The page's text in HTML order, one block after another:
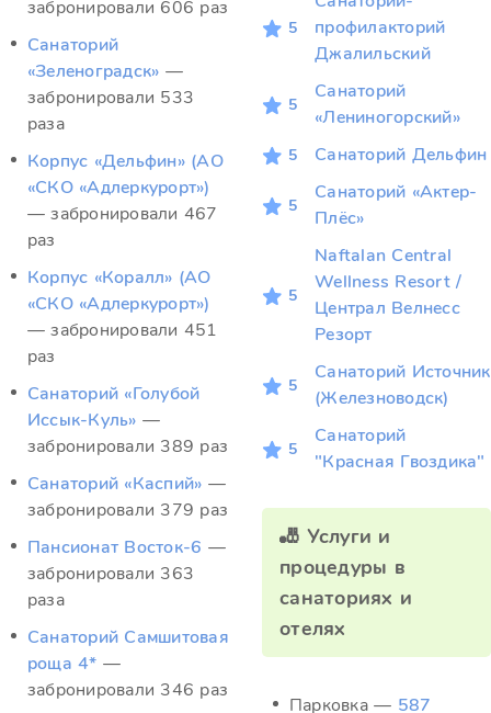
забронировали 606 раз
Санаторий
«Зеленоградск» —
забронировали 533
раза
Корпус «Дельфин» (АО
«СКО «Адлеркурорт»)
— забронировали 467
раз
Корпус «Коралл» (АО
«СКО «Адлеркурорт»)
— забронировали 451
раз
Санаторий «Голубой
Иссык-Куль» —
забронировали 389 раз
Санаторий «Каспий» —
забронировали 379 раз
Пансионат Восток-6 —
забронировали 363
раза
Санаторий Самшитовая
роща 4* —
забронировали 346 раз
5
профилакторий
Джалильский
5
Санаторий
«Лениногорский»
5 Санаторий Дельфин
5
Санаторий «Актер-
Плёс»
5
Naftalan Central
Wellness Resort /
Централ Велнесс
Резорт
5
Санаторий Источник
(Железноводск)
5
Санаторий
"Красная Гвоздика"
🎳 Услуги и
процедуры в
санаториях и
отелях
Парковка — 587